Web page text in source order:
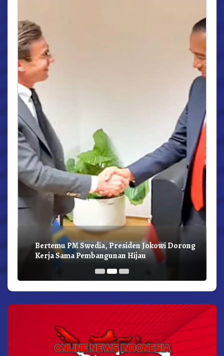
Bertemu PM Swedia, Presiden Jokowi Dorong
Kerja Sama Pembangunan Hijau